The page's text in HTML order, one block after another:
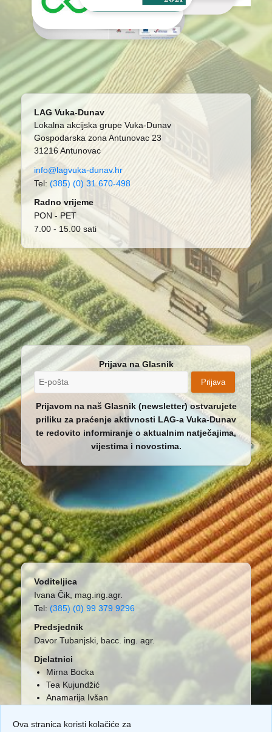
LAG Vuka-Dunav
Lokalna akcijska grupe Vuka-Dunav
Gospodarska zona Antunovac 23
31216 Antunovac
info@lagvuka-dunav.hr
Tel: (385) (0) 31 670-498
Radno vrijeme
PON - PET
7.00 - 15.00 sati
Prijava na Glasnik
Prijava
Prijavom na naš Glasnik (newsletter) ostvarujete
priliku za praćenje aktivnosti LAG-a Vuka-Dunav
te redovito informiranje o aktualnim natječajima,
vijestima i novostima.
Voditeljica
Ivana Čik, mag.ing.agr.
Tel: (385) (0) 99 379 9296
Predsjednik
Davor Tubanjski, bacc. ing. agr.
Djelatnici
Mirna Bocka
Tea Kujundžić
Anamarija Ivšan
Ova stranica koristi kolačiće za